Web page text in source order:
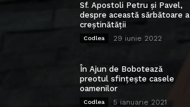
Sf. Apostoli Petru și Pavel,
despre această sărbătoare a
creștinătății
Codlea 29 iunie 2022
În Ajun de Bobotează
preotul sfințește casele
oamenilor
Codlea 5 ianuarie 2021